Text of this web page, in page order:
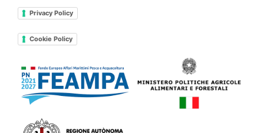
Privacy Policy
Cookie Policy